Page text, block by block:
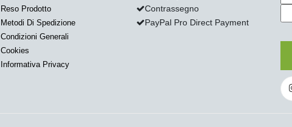
Reso Prodotto
Metodi Di Spedizione
Condizioni Generali
Cookies
Informativa Privacy
Contrassegno
PayPal Pro Direct Payment